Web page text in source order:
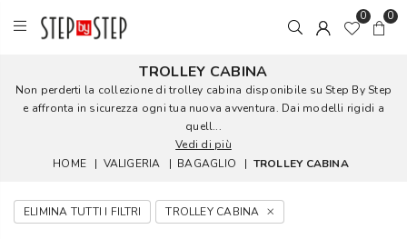
0 0
TROLLEY CABINA
Non perderti la collezione di trolley cabina disponibile su Step By Step
e affronta in sicurezza ogni tua nuova avventura. Dai modelli rigidi a
quell...
Vedi di più
HOME
| VALIGERIA | BAGAGLIO | TROLLEY CABINA
ELIMINA TUTTI I FILTRI TROLLEY CABINA